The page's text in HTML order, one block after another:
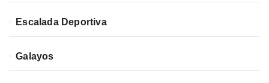
Escalada Deportiva
Galayos